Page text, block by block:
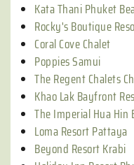
Kata Thani Phuket
Rocky's Boutique
Coral Cove Chalet
Poppies Samui
The Regent Chalets
Khao Lak Bayfront
The Imperial Hua Hin
Loma Resort Pattaya
Beyond Resort Krabi